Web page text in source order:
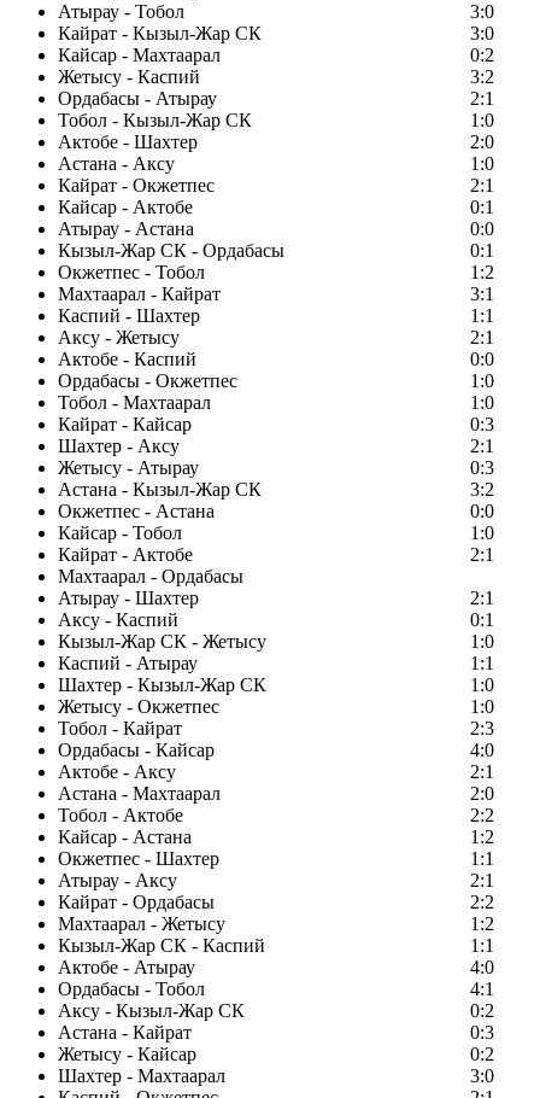
Атырау - Тобол
3:0
Кайрат - Кызыл-Жар СК
3:0
Кайсар - Махтаарал
0:2
Жетысу - Каспий
3:2
Ордабасы - Атырау
2:1
Тобол - Кызыл-Жар СК
1:0
Актобе - Шахтер
2:0
Астана - Аксу
1:0
Кайрат - Окжетпес
2:1
Кайсар - Актобе
0:1
Атырау - Астана
0:0
Кызыл-Жар СК - Ордабасы
0:1
Окжетпес - Тобол
1:2
Махтаарал - Кайрат
3:1
Каспий - Шахтер
1:1
Аксу - Жетысу
2:1
Актобе - Каспий
0:0
Ордабасы - Окжетпес
1:0
Тобол - Махтаарал
1:0
Кайрат - Кайсар
0:3
Шахтер - Аксу
2:1
Жетысу - Атырау
0:3
Астана - Кызыл-Жар СК
3:2
Окжетпес - Астана
0:0
Кайсар - Тобол
1:0
Кайрат - Актобе
2:1
Махтаарал - Ордабасы
Атырау - Шахтер
2:1
Аксу - Каспий
0:1
Кызыл-Жар СК - Жетысу
1:0
Каспий - Атырау
1:1
Шахтер - Кызыл-Жар СК
1:0
Жетысу - Окжетпес
1:0
Тобол - Кайрат
2:3
Ордабасы - Кайсар
4:0
Актобе - Аксу
2:1
Астана - Махтаарал
2:0
Тобол - Актобе
2:2
Кайсар - Астана
1:2
Окжетпес - Шахтер
1:1
Атырау - Аксу
2:1
Кайрат - Ордабасы
2:2
Махтаарал - Жетысу
1:2
Кызыл-Жар СК - Каспий
1:1
Актобе - Атырау
4:0
Ордабасы - Тобол
4:1
Аксу - Кызыл-Жар СК
0:2
Астана - Кайрат
0:3
Жетысу - Кайсар
0:2
Шахтер - Махтаарал
3:0